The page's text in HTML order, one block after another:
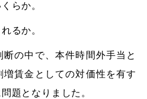
らか。
るか。
の中で、本件時間外手当と
賃金としての対価性を有す
題となりました。